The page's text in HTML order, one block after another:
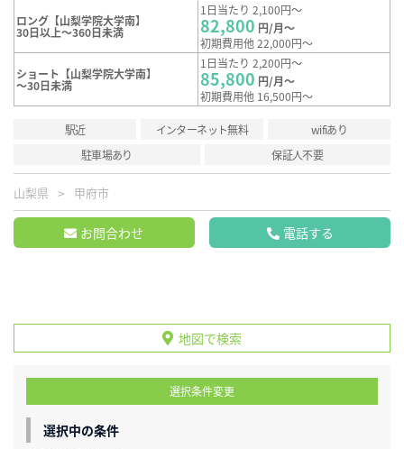
ロング【山梨学院大学南】
30日以上～360日未満
1日当たり 2,100円～
82,800 円/月～
初期費用他 22,000円～
ショート【山梨学院大学南】
～30日未満
1日当たり 2,200円～
85,800 円/月～
初期費用他 16,500円～
駅近 インターネット無料
wifiあり
駐車場あり
保証人不要
山梨県 甲府市
お問合わせ 電話する
地図で検索
選択条件変更
選択中の条件